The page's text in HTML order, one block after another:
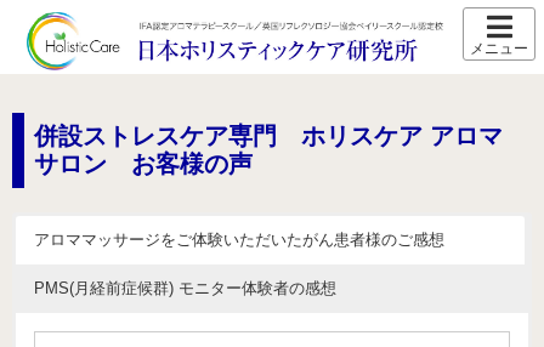
併設ストレスケア専門 ホリスケア アロマ
サロン お客様の声
アロママッサージをご体験いただいたがん患者様のご感想
PMS(月経前症候群) モニター体験者の感想
スクール紹介
当校の特長